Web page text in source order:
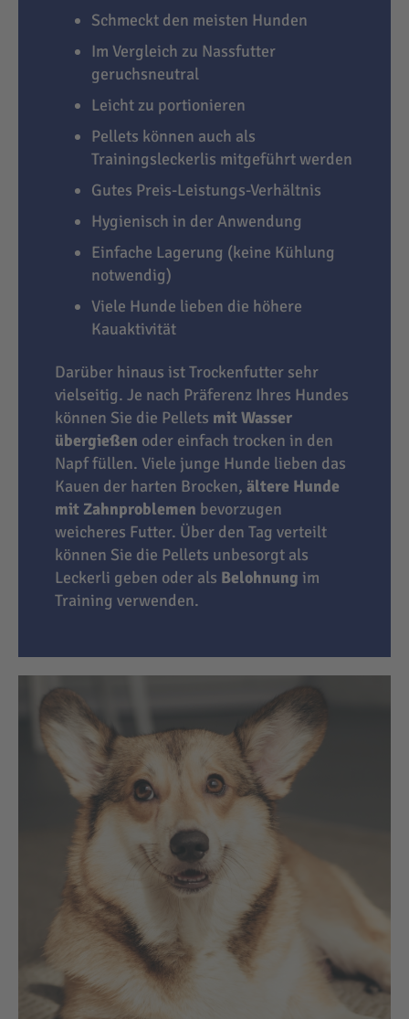
Schmeckt den meisten Hunden
Im Vergleich zu Nassfutter
geruchsneutral
Leicht zu portionieren
Pellets können auch als
Trainingsleckerlis mitgeführt werden
Gutes Preis-Leistungs-Verhältnis
Hygienisch in der Anwendung
Einfache Lagerung (keine Kühlung
notwendig)
Viele Hunde lieben die höhere
Kauaktivität
Darüber hinaus ist Trockenfutter sehr
vielseitig. Je nach Präferenz Ihres Hundes
können Sie die Pellets mit Wasser
übergießen oder einfach trocken in den
Napf füllen. Viele junge Hunde lieben das
Kauen der harten Brocken, ältere Hunde
mit Zahnproblemen bevorzugen
weicheres Futter. Über den Tag verteilt
können Sie die Pellets unbesorgt als
Leckerli geben oder als Belohnung im
Training verwenden.